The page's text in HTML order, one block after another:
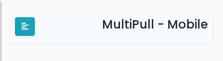
MultiPull - Mobile